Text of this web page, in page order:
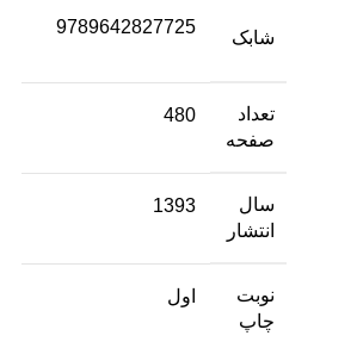
شابک
9789642827725
تعداد
صفحه
480
سال
انتشار
1393
نوبت
چاپ
اول